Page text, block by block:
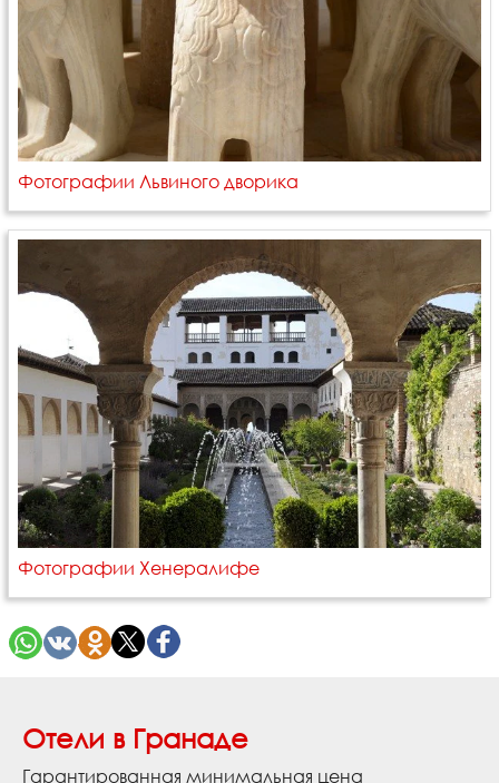
Фотографии Львиного дворика
Фотографии Хенералифе
Отели в Гранаде
Гарантированная минимальная цена